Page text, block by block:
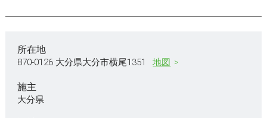
所在地
870-0126 大分県大分市横尾1351 地図
施主
大分県